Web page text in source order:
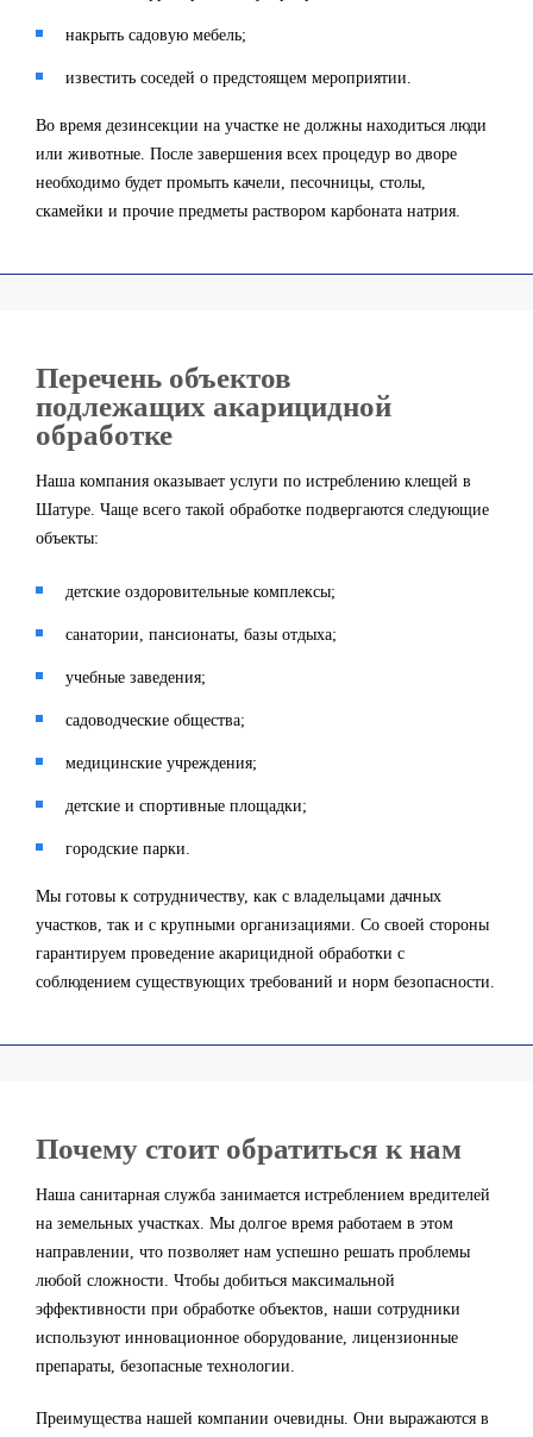
накрыть садовую мебель;
известить соседей о предстоящем мероприятии.
Во время дезинсекции на участке не должны находиться люди
или животные. После завершения всех процедур во дворе
необходимо будет промыть качели, песочницы, столы,
скамейки и прочие предметы раствором карбоната натрия.
Перечень объектов
подлежащих акарицидной
обработке
Наша компания оказывает услуги по истреблению клещей в
Шатуре. Чаще всего такой обработке подвергаются следующие
объекты:
детские оздоровительные комплексы;
санатории, пансионаты, базы отдыха;
учебные заведения;
садоводческие общества;
медицинские учреждения;
детские и спортивные площадки;
городские парки.
Мы готовы к сотрудничеству, как с владельцами дачных
участков, так и с крупными организациями. Со своей стороны
гарантируем проведение акарицидной обработки с
соблюдением существующих требований и норм безопасности.
Почему стоит обратиться к нам
Наша санитарная служба занимается истреблением вредителей
на земельных участках. Мы долгое время работаем в этом
направлении, что позволяет нам успешно решать проблемы
любой сложности. Чтобы добиться максимальной
эффективности при обработке объектов, наши сотрудники
используют инновационное оборудование, лицензионные
препараты, безопасные технологии.
Преимущества нашей компании очевидны. Они выражаются в